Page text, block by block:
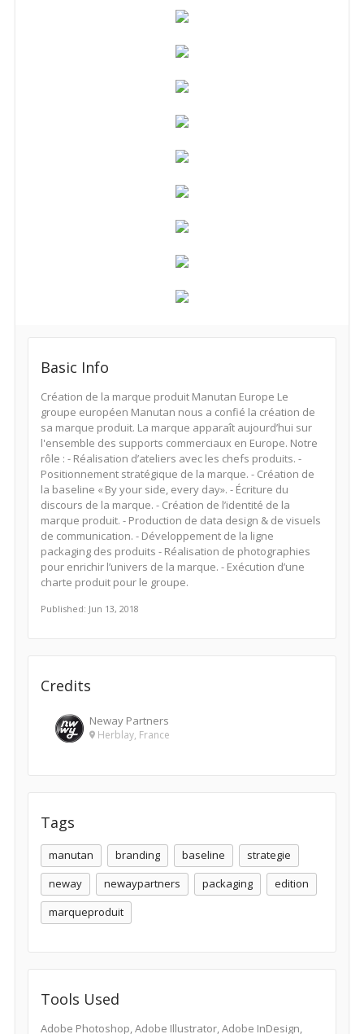
Basic Info
Création de la marque produit Manutan Europe Le
groupe européen Manutan nous a confié la création de
sa marque produit. La marque apparaît aujourd’hui sur
l'ensemble des supports commerciaux en Europe. Notre
rôle : - Réalisation d’ateliers avec les chefs produits. -
Positionnement stratégique de la marque. - Création de
la baseline « By your side, every day». - Écriture du
discours de la marque. - Création de l’identité de la
marque produit. - Production de data design & de visuels
de communication. - Développement de la ligne
packaging des produits - Réalisation de photographies
pour enrichir l’univers de la marque. - Exécution d’une
charte produit pour le groupe.
Published: Jun 13, 2018
Credits
Neway Partners
Herblay, France
Tags
manutan branding baseline
strategie
neway
newaypartners packaging
edition
marqueproduit
Tools Used
Adobe Photoshop, Adobe Illustrator, Adobe InDesign,